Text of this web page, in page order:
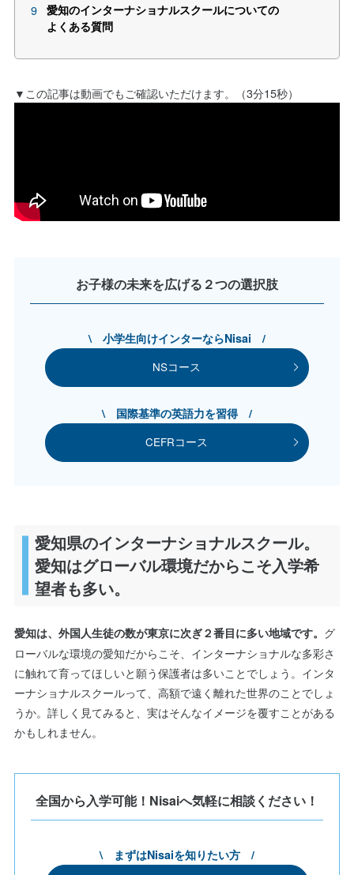
愛知のインターナショナルスクールについての
よくある質問
▼この記事は動画でもご確認いただけます。（3分15秒）
お子様の未来を広げる２つの選択肢
\ 小学生向けインターならNisai /
NSコース
\ 国際基準の英語力を習得 /
CEFRコース
愛知県のインターナショナルスクール。
愛知はグローバル環境だからこそ入学希
望者も多い。
愛知は、外国人生徒の数が東京に次ぎ２番目に多い地域です。 グ
ローバルな環境の愛知だからこそ、インターナショナルな多彩さ
に触れて育ってほしいと願う保護者は多いことでしょう。インタ
ーナショナルスクールって、高額で遠く離れた世界のことでしょ
うか。詳しく見てみると、実はそんなイメージを覆すことがある
かもしれません。
全国から入学可能！Nisaiへ気軽に相談ください！
\ まずはNisaiを知りたい方 /